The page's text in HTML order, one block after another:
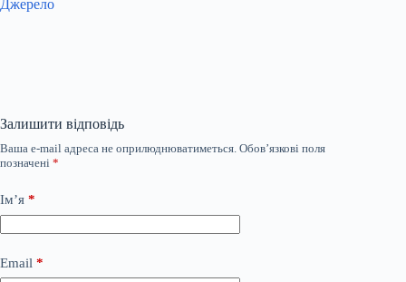
Джерело
Залишити відповідь
Ваша e-mail адреса не оприлюднюватиметься. Обов’язкові поля
позначені *
Ім’я *
Email *